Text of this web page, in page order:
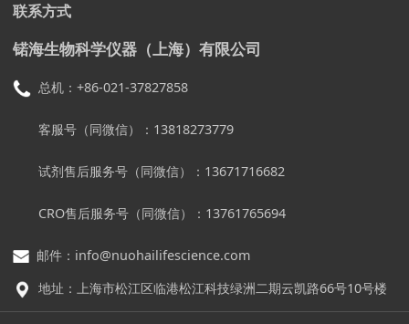
联系方式
锘海生物科学仪器（上海）有限公司
总机：+86-021-37827858
客服号（同微信）：13818273779
试剂售后服务号 （同微信）： 13671716682
CRO售后服务号 （同微信）： 13761765694
邮件：info@nuohailifescience.com
地址：上海市松江区临港松江科技绿洲二期云凯路66号10号楼